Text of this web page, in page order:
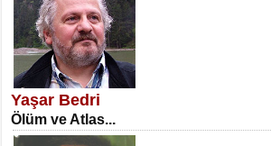
SATILMIŞ ÜMİT ÇETİNKAYA
Erkenlik...
Yaşar Bedri
Ölüm ve Atlas...